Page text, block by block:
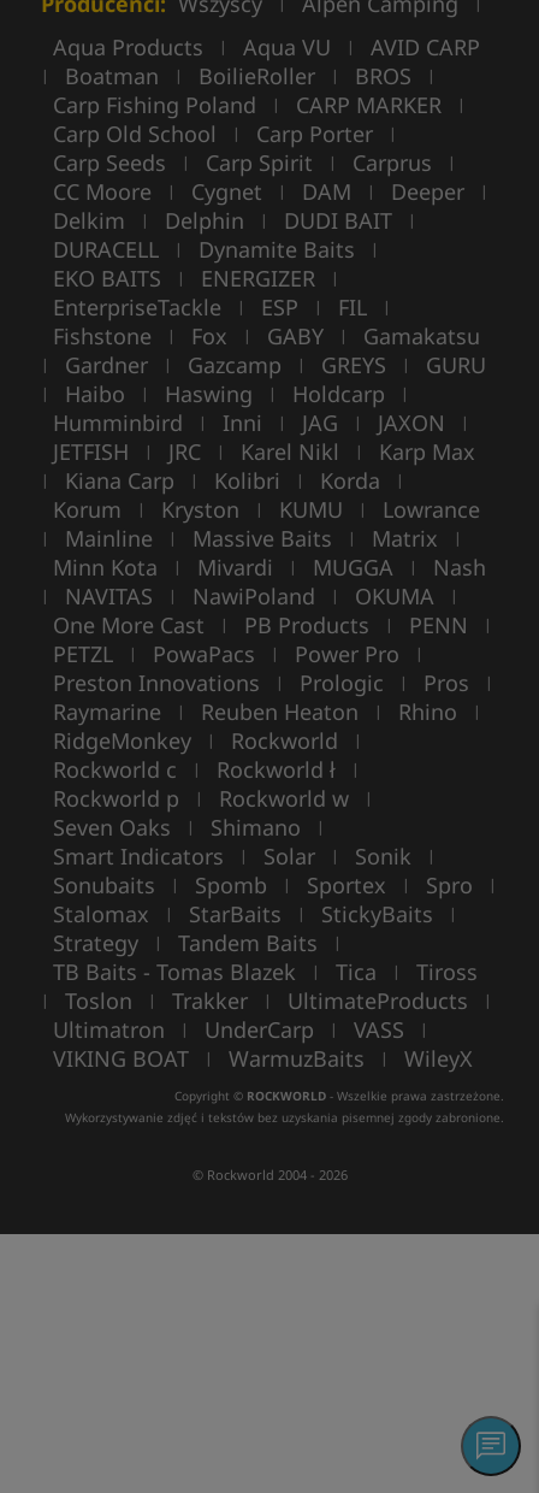
Aqua Products | Aqua VU | AVID CARP
| Boatman | BoilieRoller | BROS |
Carp Fishing Poland | CARP MARKER |
Carp Old School | Carp Porter |
Carp Seeds | Carp Spirit | Carprus |
CC Moore | Cygnet | DAM | Deeper |
Delkim | Delphin | DUDI BAIT |
DURACELL | Dynamite Baits |
EKO BAITS | ENERGIZER |
EnterpriseTackle | ESP | FIL |
Fishstone | Fox | GABY | Gamakatsu
| Gardner | Gazcamp | GREYS | GURU
| Haibo | Haswing | Holdcarp |
Humminbird | Inni | JAG | JAXON |
JETFISH | JRC | Karel Nikl | Karp Max
| Kiana Carp | Kolibri | Korda |
Korum | Kryston | KUMU | Lowrance
| Mainline | Massive Baits | Matrix |
Minn Kota | Mivardi | MUGGA | Nash
| NAVITAS | NawiPoland | OKUMA |
One More Cast | PB Products | PENN |
PETZL | PowaPacs | Power Pro |
Preston Innovations | Prologic | Pros |
Raymarine | Reuben Heaton | Rhino |
RidgeMonkey | Rockworld |
Rockworld c | Rockworld ł |
Rockworld p | Rockworld w |
Seven Oaks | Shimano |
Smart Indicators | Solar | Sonik |
Sonubaits | Spomb | Sportex | Spro |
Stalomax | StarBaits | StickyBaits |
Strategy | Tandem Baits |
TB Baits - Tomas Blazek | Tica | Tiross
| Toslon | Trakker | UltimateProducts |
Ultimatron | UnderCarp | VASS |
VIKING BOAT | WarmuzBaits | WileyX
Copyright © ROCKWORLD - Wszelkie prawa zastrzeżone.
Wykorzystywanie zdjęć i tekstów bez uzyskania pisemnej zgody zabronione.
© Rockworld 2004 - 2026